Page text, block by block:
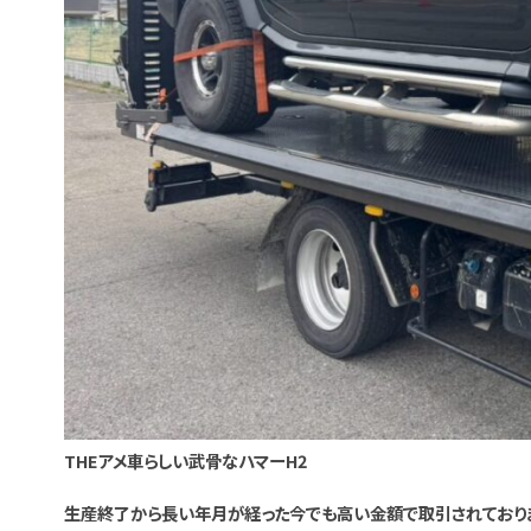
THEアメ車らしい武骨なハマーH2
生産終了から長い年月が経った今でも高い金額で取引されており